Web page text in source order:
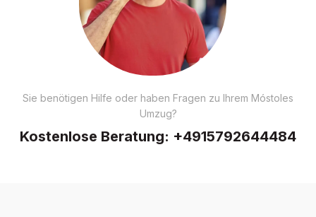
Sie benötigen Hilfe oder haben Fragen zu Ihrem Móstoles
Umzug?
Kostenlose Beratung: +4915792644484